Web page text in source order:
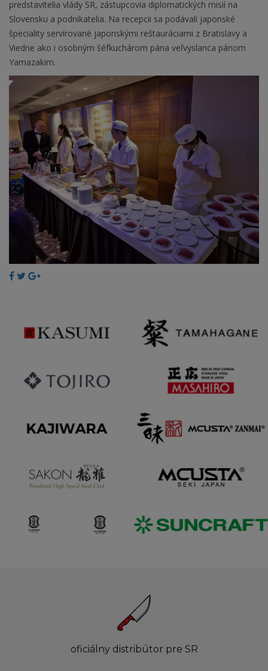
predstavitelia vlády SR, zástupcovia diplomatických misií na
Slovensku a podnikatelia. Na recepcii sa podávali japonské
špeciality servírované japonskými reštauráciami z Bratislavy a
Viedne ako i osobným šéfkuchárom pána veľvyslanca pánom
Yamazakim.
oficiálny distribútor pre SR